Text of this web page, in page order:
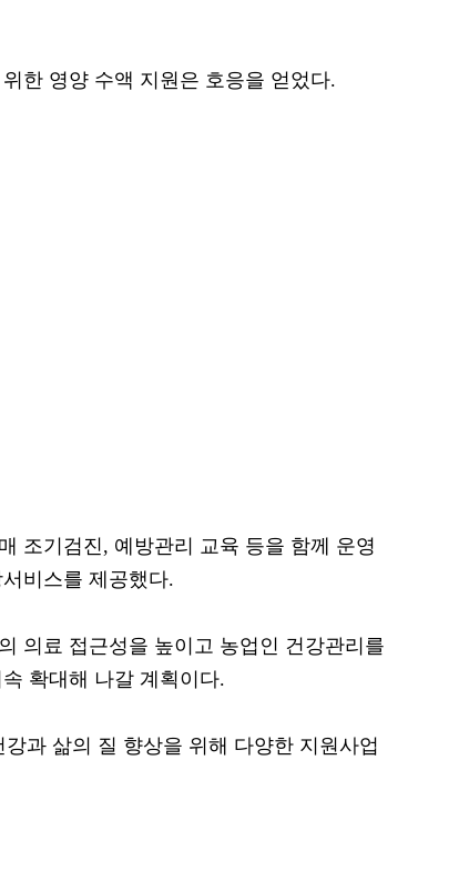
한 영양 수액 지원은 호응을 얻었다.
조기검진, 예방관리 교육 등을 함께 운영
비스를 제공했다.
의료 접근성을 높이고 농업인 건강관리를
확대해 나갈 계획이다.
과 삶의 질 향상을 위해 다양한 지원사업